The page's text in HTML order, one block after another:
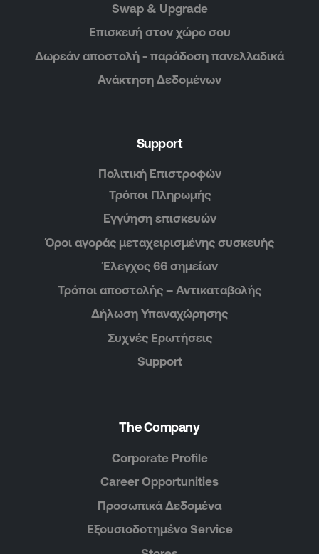
Swap & Upgrade
Επισκευή στον χώρο σου
Δωρεάν αποστολή - παράδοση πανελλαδικά
Ανάκτηση Δεδομένων
Support
Πολιτική Επιστροφών
Τρόποι Πληρωμής
Εγγύηση επισκευών
Όροι αγοράς μεταχειρισμένης συσκευής
Έλεγχος 66 σημείων
Τρόποι αποστολής – Αντικαταβολής
Δήλωση Υπαναχώρησης
Συχνές Ερωτήσεις
Support
The Company
Corporate Profile
Career Opportunities
Προσωπικά Δεδομένα
Εξουσιοδοτημένο Service